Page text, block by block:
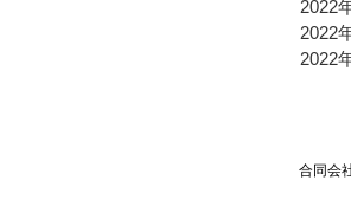
2022
2022
2022
合同会社TPSP TEL